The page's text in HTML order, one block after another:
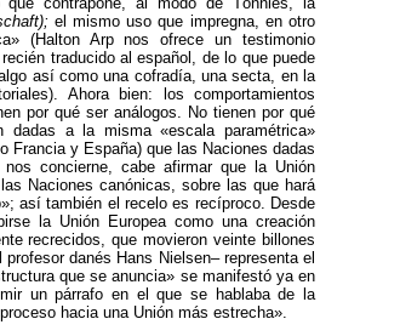
el mismo uso que impregna, en otro
(Halton Arp nos ofrece un testimonio
traducido al español, de lo que puede
así como una cofradía, una secta, en la
Ahora bien: los comportamientos
por qué ser análogos. No tienen por qué
dadas a la misma «escala paramétrica»
Francia y España) que las Naciones dadas
concierne, cabe afirmar que la Unión
Naciones canónicas, sobre las que hará
así también el recelo es recíproco. Desde
la Unión Europea como una creación
recrecidos, que movieron veinte billones
danés Hans Nielsen– representa el
que se anuncia» se manifestó ya en
un párrafo en el que se hablaba de la
hacia una Unión más estrecha».